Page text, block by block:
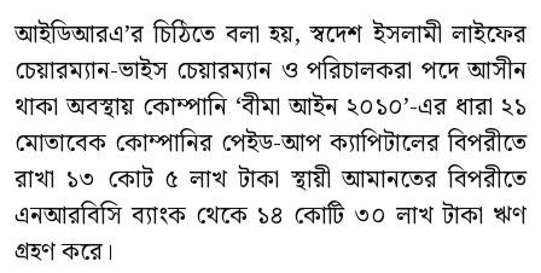
আইডিআরএ’র চিঠিতে বলা হয়, স্বদেশ ইসলামী লাইফের
চেয়ারম্যান-ভাইস চেয়ারম্যান ও পরিচালকরা পদে আসীন
থাকা অবস্থায় কোম্পানি ‘বীমা আইন ২০১০’-এর ধারা ২১
মোতাবেক কোম্পানির পেইড-আপ ক্যাপিটালের বিপরীতে
রাখা ১৩ কোট ৫ লাখ টাকা স্থায়ী আমানতের বিপরীতে
এনআরবিসি ব্যাংক থেকে ১৪ কোটি ৩০ লাখ টাকা ঋণ
গ্রহণ করে।